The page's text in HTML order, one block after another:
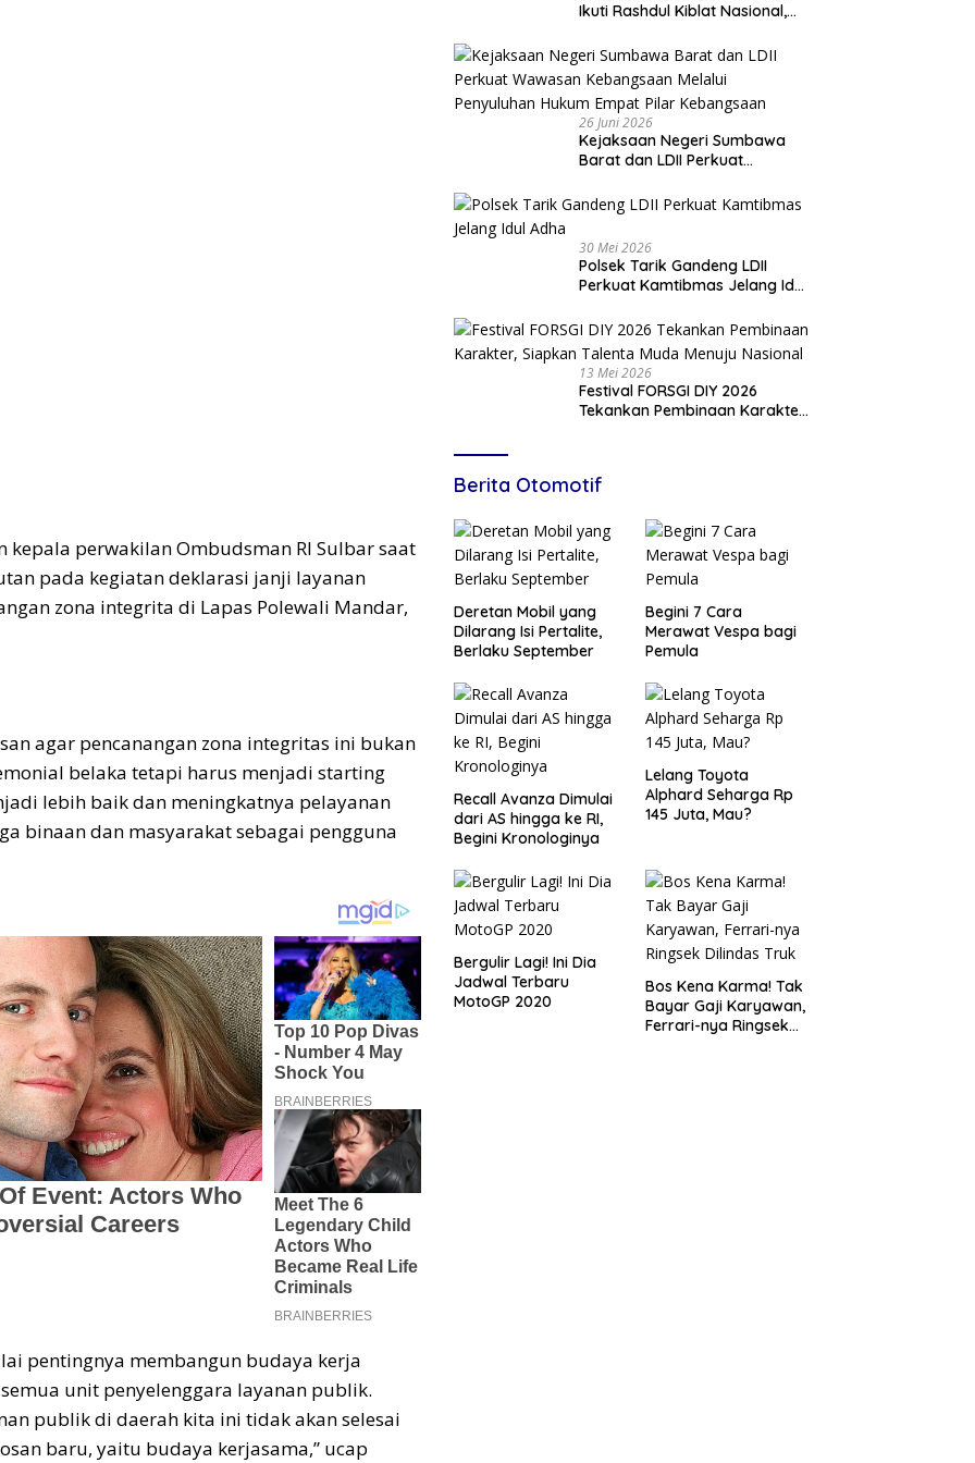
kepala perwakilan Ombudsman RI Sulbar saat
pada kegiatan deklarasi janji layanan
zona integrita di Lapas Polewali Mandar,
agar pencanangan zona integritas ini bukan
belaka tetapi harus menjadi starting
lebih baik dan meningkatnya pelayanan
binaan dan masyarakat sebagai pengguna
pentingnya membangun budaya kerja
unit penyelenggara layanan publik.
publik di daerah kita ini tidak akan selesai
baru, yaitu budaya kerjasama,” ucap
Ikuti Rashdul Kiblat Nasional,
Kiblat
26 Juni 2026
Kejaksaan Negeri Sumbawa
Barat dan LDII Perkuat
Penyuluhan Hukum Empat Pilar
Kebangsaan
30 Mei 2026
Polsek Tarik Gandeng LDII
Perkuat Kamtibmas Jelang Idul
13 Mei 2026
Festival FORSGI DIY 2026
Tekankan Pembinaan Karakter,
Berita Otomotif
Deretan Mobil yang
Dilarang Isi Pertalite,
Berlaku September
Begini 7 Cara
Merawat Vespa bagi
Pemula
Recall Avanza Dimulai
dari AS hingga ke RI,
Begini Kronologinya
Lelang Toyota
Alphard Seharga Rp
145 Juta, Mau?
Bergulir Lagi! Ini Dia
Jadwal Terbaru
MotoGP 2020
Bos Kena Karma! Tak
Bayar Gaji Karyawan,
Ferrari-nya Ringsek